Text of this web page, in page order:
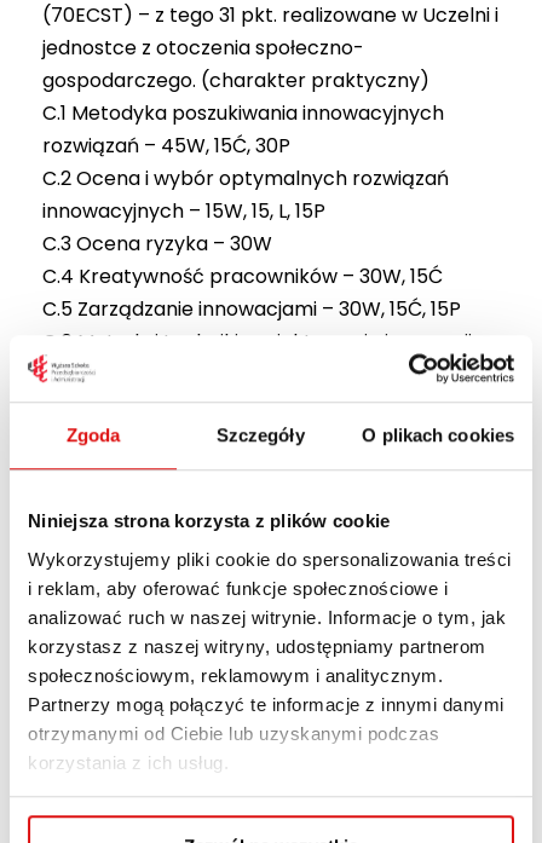
Zgoda Szczegóły O plikach cookies
Niniejsza strona korzysta z plików cookie
Wykorzystujemy pliki cookie do spersonalizowania treści
i reklam, aby oferować funkcje społecznościowe i
analizować ruch w naszej witrynie. Informacje o tym, jak
korzystasz z naszej witryny, udostępniamy partnerom
społecznościowym, reklamowym i analitycznym.
Partnerzy mogą połączyć te informacje z innymi danymi
otrzymanymi od Ciebie lub uzyskanymi podczas
korzystania z ich usług.
(70ECST) – z tego 31 pkt. realizowane w Uczelni i
jednostce z otoczenia społeczno-
gospodarczego. (charakter praktyczny)
C.1 Metodyka poszukiwania innowacyjnych
rozwiązań – 45W, 15Ć, 30P
C.2 Ocena i wybór optymalnych rozwiązań
innowacyjnych – 15W, 15, L, 15P
C.3 Ocena ryzyka – 30W
C.4 Kreatywność pracowników – 30W, 15Ć
C.5 Zarządzanie innowacjami – 30W, 15Ć, 15P
C.6 Metody i techniki projektowania innowacji-
30W, 15Ć, 15P
C.7 Komercjalizacja i transfer technologii – 30W,
15P
C.8 Przedsiębiorczość i finansowanie innowacji –
C.9 Inicjacja start up – 30W, 15P
C.10 Metodyczne zarządzanie projektami – 30W,
15Ć,
C.11 Planowanie i kontrola realizacji projektów –
45W, 15L, 15P
C.12 Zarządzanie zespołem projektowym – 30W,
15Ć,
C.13 Zarządzanie finansami w projekcie – 30W,
15Ć, 15P
C.14 Narzędzia informatyczne zarządzania